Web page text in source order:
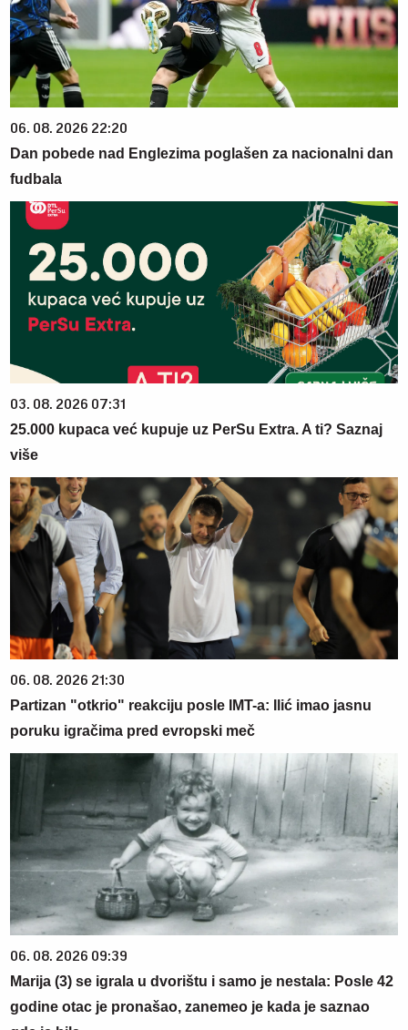
06. 08. 2026 22:20
Dan pobede nad Englezima poglašen za nacionalni dan
fudbala
03. 08. 2026 07:31
25.000 kupaca već kupuje uz PerSu Extra. A ti? Saznaj
više
06. 08. 2026 21:30
Partizan "otkrio" reakciju posle IMT-a: Ilić imao jasnu
poruku igračima pred evropski meč
06. 08. 2026 09:39
Marija (3) se igrala u dvorištu i samo je nestala: Posle 42
godine otac je pronašao, zanemeo je kada je saznao